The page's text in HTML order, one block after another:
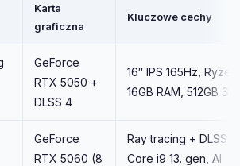
Karta
graficzna
Kluczowe cechy
GeForce
RTX 5050 +
DLSS 4
16″ IPS 165Hz,
16GB RAM, 512GB
GeForce
RTX 5060 (8
Ray tracing + DLSS
Core i9 13. gen, AI